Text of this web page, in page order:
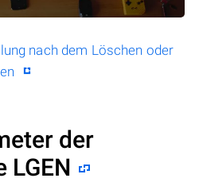
nach dem Löschen oder
der
LGEN